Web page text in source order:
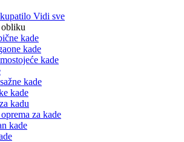
Vidi sve
kade
kade
kade
kade
kade
kadu
za kade
kade